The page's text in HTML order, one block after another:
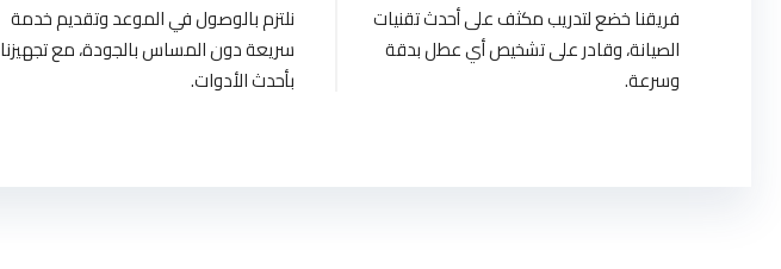
فريقنا خضع لتدريب مكثف على أحدث تقنيات
الصيانة، وقادر على تشخيص أي عطل بدقة
وسرعة.
نلتزم بالوصول في الموعد وتقديم خدمة
سريعة دون المساس بالجودة، مع تجهيزنا
بأحدث الأدوات.